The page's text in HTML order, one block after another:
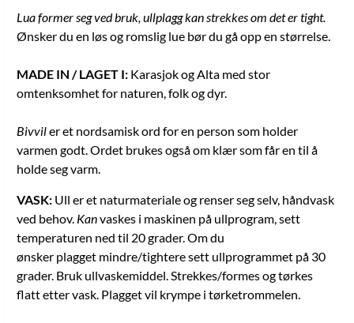
Lua former seg ved bruk, ullplagg kan strekkes om det er tight.
Ønsker du en løs og romslig lue bør du gå opp en størrelse.
MADE IN / LAGET I: Karasjok og Alta med stor
omtenksomhet for naturen, folk og dyr.
Bivviler et nordsamisk ord for en person som holder
varmen godt. Ordet brukes også om klær som får en til å
holde seg varm.
VASK: Ull er et naturmateriale og renser seg selv, håndvask
ved behov. Kanvaskes i maskinen på ullprogram, sett
temperaturen ned til 20 grader. Om du
ønsker plagget mindre/tightere sett ullprogrammet på 30
grader. Bruk ullvaskemiddel. Strekkes/formes og tørkes
flatt etter vask. Plagget vil krympe i tørketrommelen.